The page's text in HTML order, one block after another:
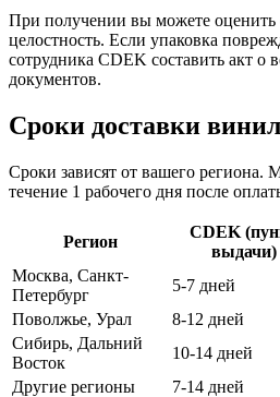
При получении вы можете оценить
целостность. Если упаковка
сотрудника CDEK составить акт о
документов.
Сроки доставки
Сроки зависят от вашего региона.
течение 1 рабочего дня после
Регион
CDEK
выдачи)
Москва, Санкт-
Петербург
5-7 дней
Поволжье, Урал
8-12 дней
Сибирь, Дальний
Восток
10-14 дней
Другие регионы
7-14 дней